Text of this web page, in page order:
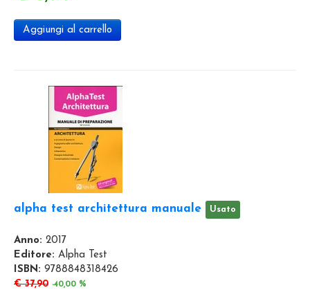
Aggiungi al carrello
alpha test architettura manuale Usato
Anno: 2017
Editore: Alpha Test
ISBN: 9788848318426
€ 37,90 -40,00 %